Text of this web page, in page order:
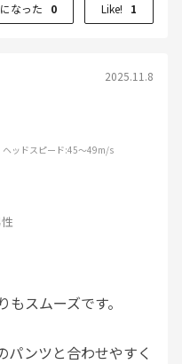
なった 0 Like! 1
2025.11.8
ヘッドスピード:45～49m/s
スムーズです。
パンツと合わせやすく